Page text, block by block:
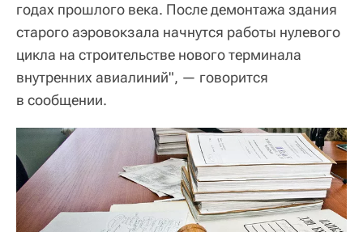
годах прошлого века. После демонтажа здания
старого аэровокзала начнутся работы нулевого
цикла на строительстве нового терминала
внутренних авиалиний", — говорится
в сообщении.